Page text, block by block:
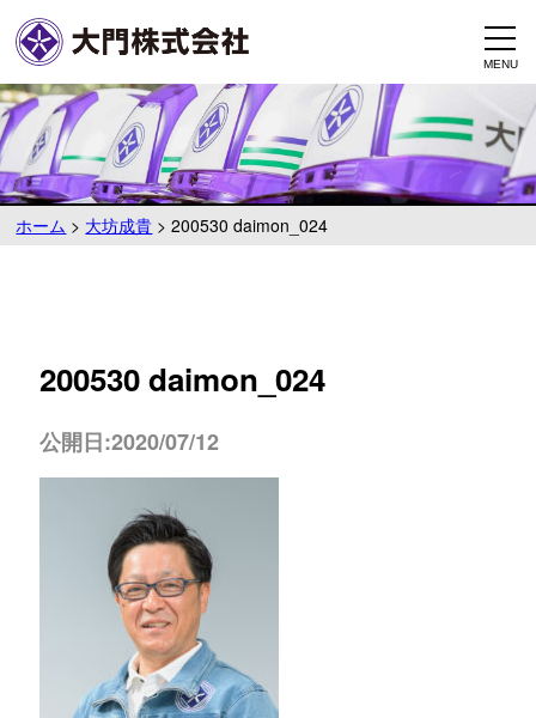
ホーム > 大坊成貴 >200530 daimon_024
200530 daimon_024
公開日:2020/07/12